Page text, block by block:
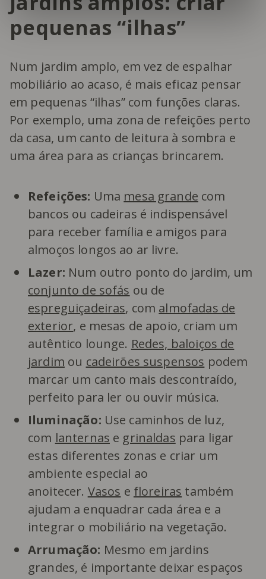
pequenas “ilhas”
Num jardim amplo, em vez de espalhar
mobiliário ao acaso, é mais eficaz pensar
em pequenas “ilhas” com funções claras.
Por exemplo, uma zona de refeições perto
da casa, um canto de leitura à sombra e
uma área para as crianças brincarem.
Refeições: Uma mesa grande com
bancos ou cadeiras é indispensável
para receber família e amigos para
almoços longos ao ar livre.
Lazer: Num outro ponto do jardim, um
conjunto de sofás ou de
espreguiçadeiras, com almofadas de
exterior, e mesas de apoio, criam um
autêntico lounge. Redes, baloiços de
jardim ou cadeirões suspensos podem
marcar um canto mais descontraído,
perfeito para ler ou ouvir música.
Iluminação: Use caminhos de luz,
com lanternas e grinaldas para ligar
estas diferentes zonas e criar um
ambiente especial ao
anoitecer. Vasos e floreiras também
ajudam a enquadrar cada área e a
integrar o mobiliário na vegetação.
Arrumação: Mesmo em jardins
grandes, é importante deixar espaços